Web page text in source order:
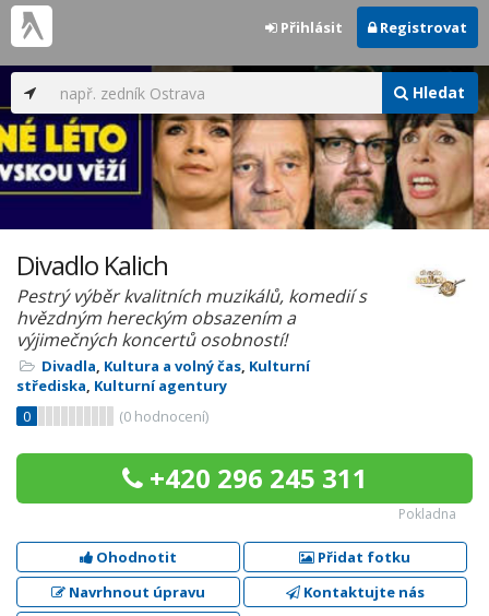
Hledat
Přihlásit Registrovat
Divadlo Kalich
Pestrý výběr kvalitních muzikálů, komedií s
hvězdným hereckým obsazením a
výjimečných koncertů osobností!
Divadla, Kultura a volný čas, Kulturní
střediska, Kulturní agentury
0
(0 hodnocení)
+420 296 245 311
Pokladna
Ohodnotit
Přidat fotku
Navrhnout úpravu
Kontaktujte nás